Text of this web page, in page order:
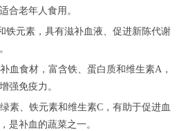
合老年人食用。
铁元素，具有滋补血液、促进新陈代谢
血食材，富含铁、蛋白质和维生素A，
强免疫力。
素、铁元素和维生素C，有助于促进血
是补血的蔬菜之一。